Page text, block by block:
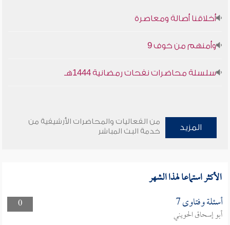
أخلاقنا أصالة ومعاصرة
وأمنهم من خوف 9
سلسلة محاضرات نفحات رمضانية 1444هـ
المزيد
من الفعاليات والمحاضرات الأرشيفية من
خدمة البث المباشر
الأكثر استماعا لهذا الشهر
0 أسئلة وفتاوى 7
أبو إسحاق الحويني